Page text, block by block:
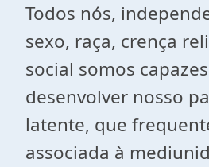
Todos nós,
sexo, raça, crença
social somos
desenvolver nosso
latente, que
associada à